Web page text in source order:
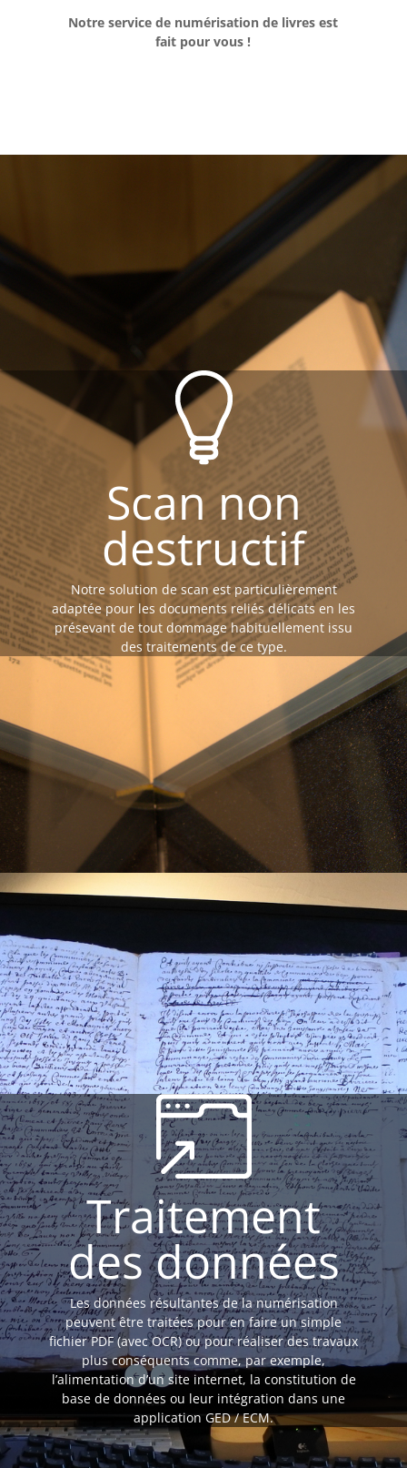
Notre service de numérisation de livres est
fait pour vous !
Scan non
destructif
Notre solution de scan est particulièrement
adaptée pour les documents reliés délicats en les
présevant de tout dommage habituellement issu
des traitements de ce type.
Traitement
des données
Les données résultantes de la numérisation
peuvent être traitées pour en faire un simple
fichier PDF (avec OCR) ou pour réaliser des travaux
plus conséquents comme, par exemple,
l’alimentation d’un site internet, la constitution de
base de données ou leur intégration dans une
application GED / ECM.